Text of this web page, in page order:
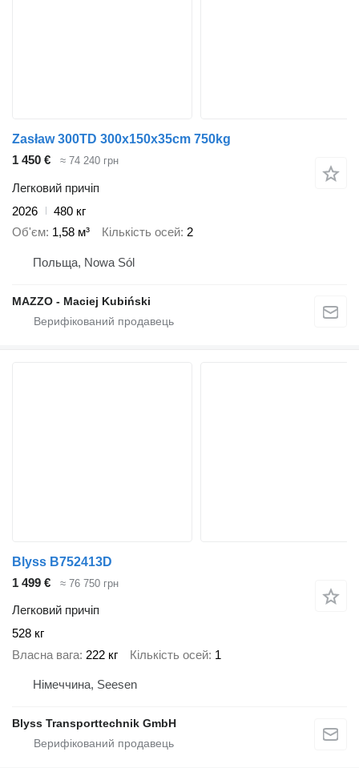
Zasław 300TD 300x150x35cm 750kg
1 450 €
≈ 74 240 грн
Легковий причіп
2026
480 кг
Об'єм 1,58 м³ Кількість осей 2
Польща, Nowa Sól
MAZZO - Maciej Kubiński
Blyss B752413D
1 499 €
≈ 76 750 грн
Легковий причіп
528 кг
Власна вага 222 кг Кількість осей 1
Німеччина, Seesen
Blyss Transporttechnik GmbH